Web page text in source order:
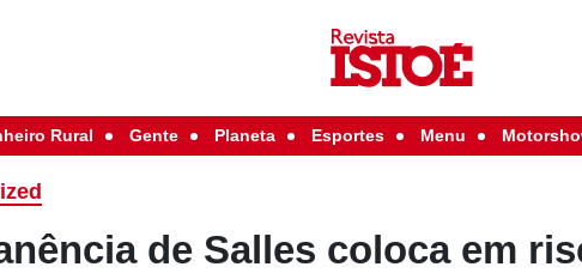
Rural Gente Planeta Esportes Menu
de Salles coloca em